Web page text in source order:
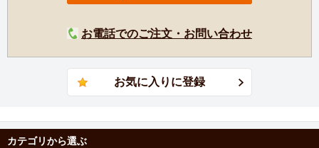
お電話でのご注文・お問い合わせ
カテゴリから選ぶ